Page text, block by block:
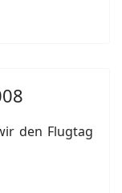
den Flugtag